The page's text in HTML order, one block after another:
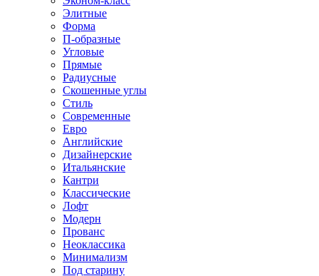
Элитные
Форма
П-образные
Угловые
Прямые
Радиусные
Скошенные углы
Стиль
Современные
Евро
Английские
Дизайнерские
Итальянские
Кантри
Классические
Лофт
Модерн
Прованс
Неоклассика
Минимализм
Под старину